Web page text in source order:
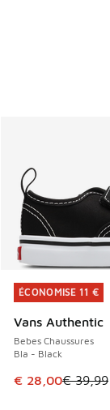
ÉCONOMISE 11 €
Vans Authentic
Bebes Chaussures
Bla - Black
Cet article est
€ 28,00€ 39,99
ÉCONOMISE 11 €